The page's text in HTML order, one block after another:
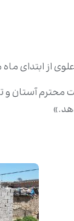
سبد غذایی و کمک‌های نقدی
آستان و